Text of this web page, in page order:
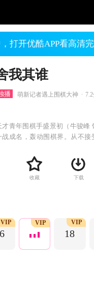
打开优酷APP看高清
我其谁
播 萌新记者遇上围棋大神
才青年围棋手盛景初（牛骏峰
战成名，轰动围棋界。从不接
李兰迪 饰）帮盛景初解围，却
，两人假戏真做，没想到却终
景初遭遇了比赛失利、被师
练棋艺，让更多的年轻人关注
国围棋精神的新生代力量。
收藏 下载
VIP VIP
18
VIP